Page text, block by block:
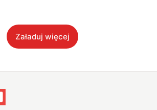
Załaduj więcej